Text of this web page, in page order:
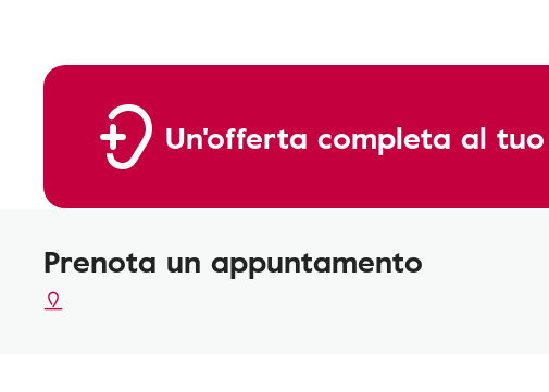
Un'offerta completa al
Prenota un appuntamento